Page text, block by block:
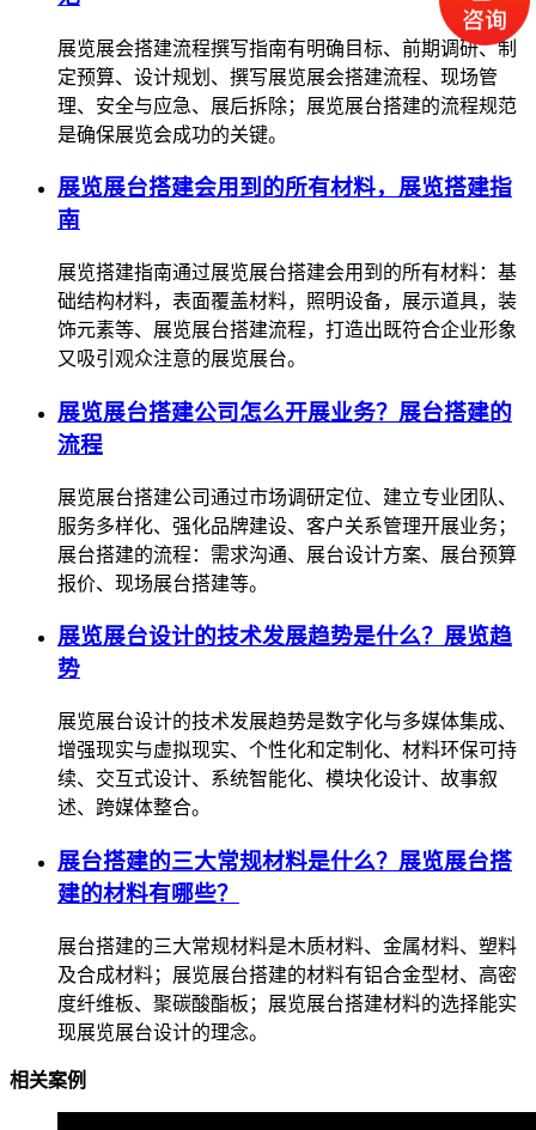
展览展会搭建流程撰写指南有明确目标、前期调研、制
定预算、设计规划、撰写展览展会搭建流程、现场管
理、安全与应急、展后拆除；展览展台搭建的流程规范
是确保展览会成功的关键。
展览展台搭建会用到的所有材料，展览搭建指
南
展览搭建指南通过展览展台搭建会用到的所有材料：基
础结构材料，表面覆盖材料，照明设备，展示道具，装
饰元素等、展览展台搭建流程，打造出既符合企业形象
又吸引观众注意的展览展台。
展览展台搭建公司怎么开展业务？展台搭建的
流程
展览展台搭建公司通过市场调研定位、建立专业团队、
服务多样化、强化品牌建设、客户关系管理开展业务；
展台搭建的流程：需求沟通、展台设计方案、展台预算
报价、现场展台搭建等。
展览展台设计的技术发展趋势是什么？展览趋
势
展览展台设计的技术发展趋势是数字化与多媒体集成、
增强现实与虚拟现实、个性化和定制化、材料环保可持
续、交互式设计、系统智能化、模块化设计、故事叙
述、跨媒体整合。
展台搭建的三大常规材料是什么？展览展台搭
建的材料有哪些？
展台搭建的三大常规材料是木质材料、金属材料、塑料
及合成材料；展览展台搭建的材料有铝合金型材、高密
度纤维板、聚碳酸酯板；展览展台搭建材料的选择能实
现展览展台设计的理念。
相关案例